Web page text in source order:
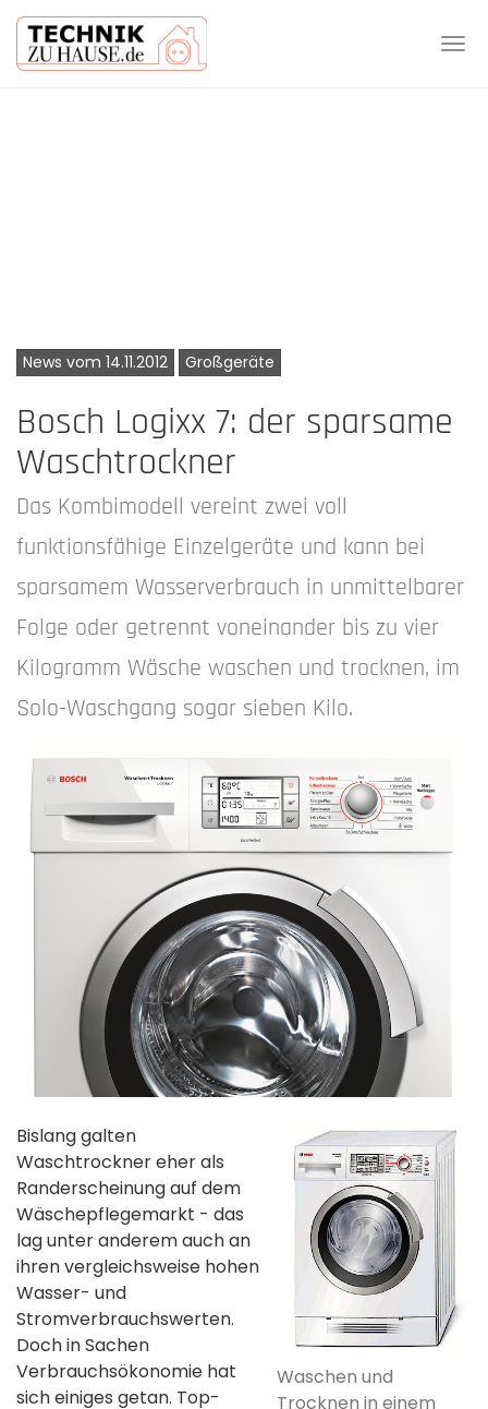
News vom 14.11.2012 Großgeräte
Bosch Logixx 7: der sparsame
Waschtrockner
Das Kombimodell vereint zwei voll
funktionsfähige Einzelgeräte und kann bei
sparsamem Wasserverbrauch in unmittelbarer
Folge oder getrennt voneinander bis zu vier
Kilogramm Wäsche waschen und trocknen, im
Solo-Waschgang sogar sieben Kilo.
Waschen und
Trocknen in einem
Bislang galten
Waschtrockner eher als
Randerscheinung auf dem
Wäschepflegemarkt - das
lag unter anderem auch an
ihren vergleichsweise hohen
Wasser- und
Stromverbrauchswerten.
Doch in Sachen
Verbrauchsökonomie hat
sich einiges getan. Top-